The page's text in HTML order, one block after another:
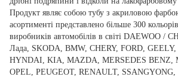
Продукт являє собою тубу з акриловою
асортименті представлено більше 300
виробників автомобілів в світі DAEWOO /
Лада, SKODA, BMW, CHERY, FORD, GEELY,
HYNDAI, KIA, MAZDA, MERSEDES BENZ,
OPEL, PEUGEOT, RENAULT, SSANGYONG,